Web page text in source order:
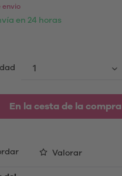
envio
en 24 horas
En la cesta de la compra
Valorar